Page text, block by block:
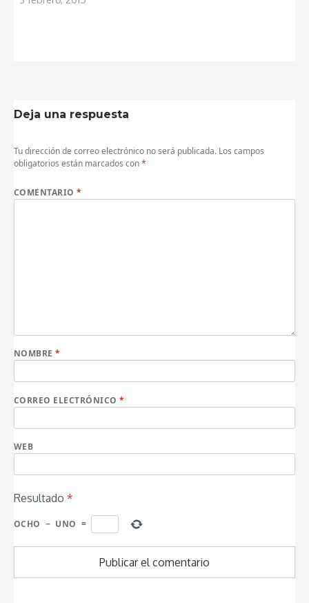
Deja una respuesta
Tu dirección de correo electrónico no será publicada. Los campos
obligatorios están marcados con*
COMENTARIO*
NOMBRE*
CORREO ELECTRÓNICO*
WEB
Resultado *
OCHO − UNO =